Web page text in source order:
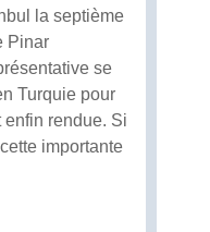
la septième
Pinar
se
Turquie pour
rendue. Si
importante